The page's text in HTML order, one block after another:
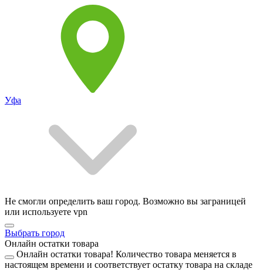
Уфа
Не смогли определить ваш город. Возможно вы заграницей
или используете vpn
Выбрать город
Онлайн остатки товара
Онлайн остатки товара! Количество товара меняется в
настоящем времени и соответствует остатку товара на складе